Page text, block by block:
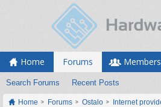
Home Forums
Search Forums Recent Posts
Members
Home Forums Ostalo Internet